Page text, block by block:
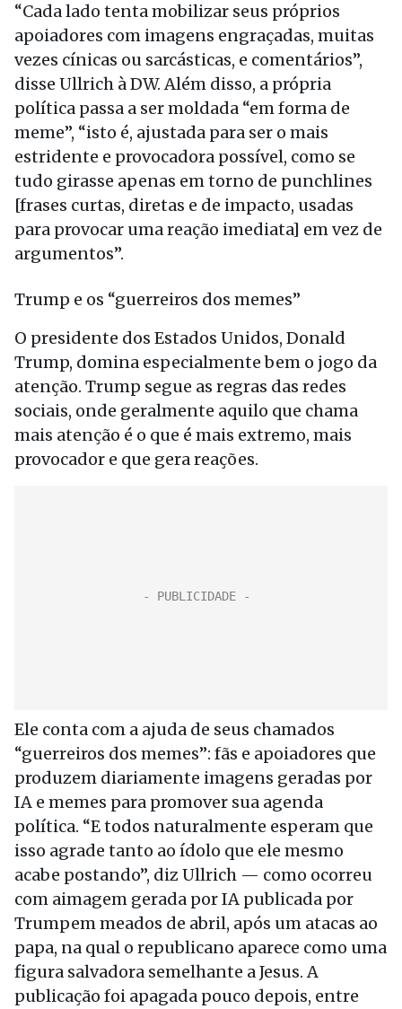
“Cada lado tenta mobilizar seus próprios
apoiadores com imagens engraçadas, muitas
vezes cínicas ou sarcásticas, e comentários”,
disse Ullrich à DW. Além disso, a própria
política passa a ser moldada “em forma de
meme”, “isto é, ajustada para ser o mais
estridente e provocadora possível, como se
tudo girasse apenas em torno de punchlines
[frases curtas, diretas e de impacto, usadas
para provocar uma reação imediata] em vez de
argumentos”.
Trump e os “guerreiros dos memes”
O presidente dos Estados Unidos, Donald
Trump, domina especialmente bem o jogo da
atenção. Trump segue as regras das redes
sociais, onde geralmente aquilo que chama
mais atenção é o que é mais extremo, mais
provocador e que gera reações.
Ele conta com a ajuda de seus chamados
“guerreiros dos memes”: fãs e apoiadores que
produzem diariamente imagens geradas por
IA e memes para promover sua agenda
política. “E todos naturalmente esperam que
isso agrade tanto ao ídolo que ele mesmo
acabe postando”, diz Ullrich — como ocorreu
com aimagem gerada por IA publicada por
Trumpem meados de abril, após um atacas ao
papa, na qual o republicano aparece como uma
figura salvadora semelhante a Jesus. A
publicação foi apagada pouco depois, entre